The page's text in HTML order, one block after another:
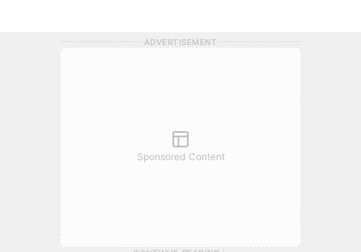
ADVERTISEMENT
Sponsored Content